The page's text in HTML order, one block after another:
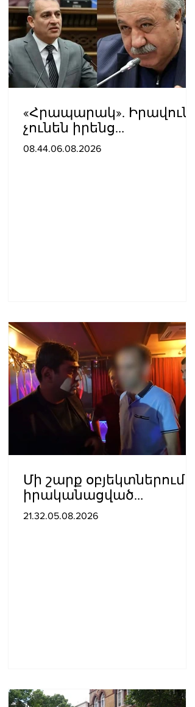
«Հրապարակ». Իրավունք
չունեն իրենց
վիրավորվածությունը
08.44.06.08.2026
Մի շարք օբյեկտներում
իրականացված
հսկողության
21.32.05.08.2026